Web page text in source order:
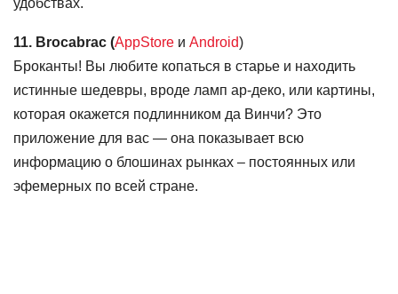
11. Brocabrac (AppStore и Android)
Броканты! Вы любите копаться в старье и находить
истинные шедевры, вроде ламп ар-деко, или картины,
которая окажется подлинником да Винчи? Это
приложение для вас — она показывает всю
информацию о блошинах рынках – постоянных или
эфемерных по всей стране.